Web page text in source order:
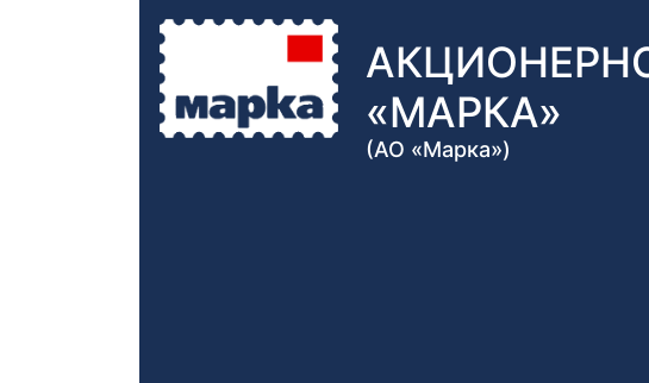
«МАРКА»
(АО «Марка»)